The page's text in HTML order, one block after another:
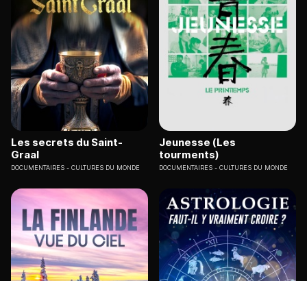
Les secrets du Saint-
Graal
DOCUMENTAIRES CULTURES DU MONDE
Jeunesse (Les
tourments)
DOCUMENTAIRES CULTURES DU MONDE